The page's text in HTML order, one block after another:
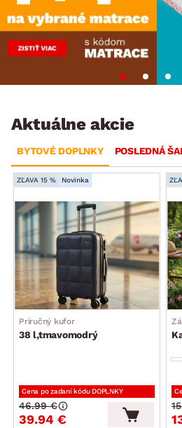
Aktuálne akcie
BYTOVÉ DOPLNKY POSLEDNÁ
ZĽAVA 15 % Novinka
Príručný kufor
38 l,tmavomodrý
Cena po zadaní kódu DOPLNKY
39.94 €
46.99 €